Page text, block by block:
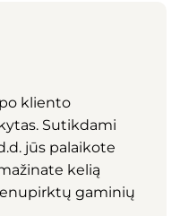
kliento
Sutikdami
jūs palaikote
kelią
gaminių